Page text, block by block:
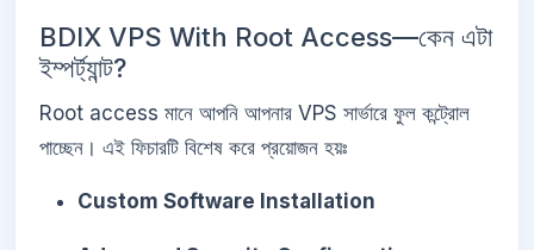
BDIX VPS With Root Access—কেন এটা
ইম্পর্ট্যান্ট?
Root access মানে আপনি আপনার VPS সার্ভারে ফুল কন্ট্রোল
পাচ্ছেন। এই ফিচারটি বিশেষ করে প্রয়োজন হয়ঃ
Custom Software Installation